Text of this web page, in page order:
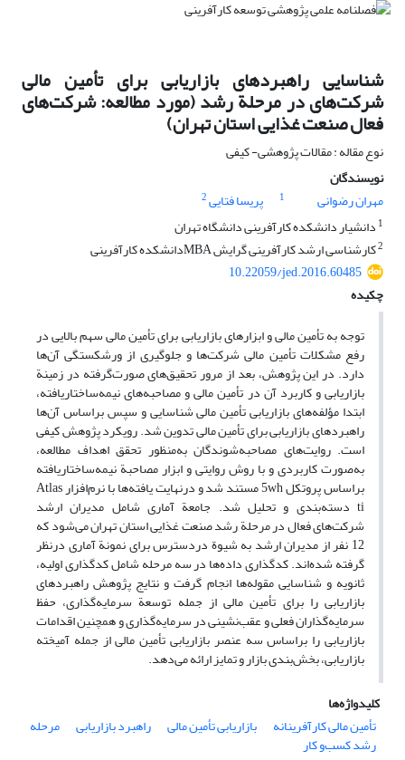
شناسایی راهبرد‌‌های بازاریابی برای تأمین مالی
شرکت‌های در مرحلة رشد (مورد مطالعه: شرکت‌های
فعال صنعت غذایی استان تهران)
نوع مقاله : مقالات پژوهشی- کیفی
نویسندگان
مهران رضوانی
1 پریسا فتایی2
1 دانشیار دانشکده کارآفرینی دانشگاه تهران
2کارشناسی ارشد کارآفرینی گرایش MBAدانشکده کارآفرینی
10.22059/jed.2016.60485
چکیده
توجه به تأمین مالی و ابزارهای بازاریابی برای تأمین مالی سهم بالایی در
رفع مشکلات تأمین مالی شرکت‌ها و جلوگیری از ورشکستگی آن‌ها
دارد. در این پژوهش، بعد از مرور تحقیق‌های صورت‌گرفته در زمینة
بازاریابی و کاربرد آن در تأمین مالی و مصاحبه‌های نیمه‌ساختاریافته،
ابتدا مؤلفه‌های بازاریابی تأمین مالی شناسایی و سپس براساس آن‌ها
راهبرد‌‌های بازاریابی برای تأمین مالی تدوین شد. رویکرد پژوهش کیفی
است. روایت‌های مصاحبه‌شوندگان به‌منظور تحقق اهداف مطالعه،
به‌صورت کاربردی و با روش روایتی و ابزار مصاحبة نیمه‌ساختاریافته
براساس پروتکل 5wh مستند شد و درنهایت یافته‌ها با نرم‌افزار Atlas
ti دسته‌بندی و تحلیل شد. جامعة آماری شامل مدیران ارشد
شرکت‌های فعال در مرحلة رشد صنعت غذایی استان تهران می‌شود که
12 نفر از مدیران ارشد به شیوة دردسترس برای نمونة آماری درنظر
گرفته شده‌اند. کدگذاری داده‌ها در سه مرحله شامل کدگذاری اولیه،
ثانویه و شناسایی مقوله‌ها انجام گرفت و نتایج پژوهش راهبرد‌‌های
بازاریابی را برای تأمین مالی از جمله توسعة سرمایه‌گذاری، حفظ
سرمایه‌گذاران فعلی و عقب‌نشینی در سرمایه‌گذاری و همچنین اقدامات
بازاریابی را براساس سه عنصر بازاریابی تأمین مالی از جمله آمیخته
بازاریابی، بخش‌بندی بازار و تمایز ارائه می‌دهد.
کلیدواژه‌ها
تأمین مالی کارآفرینانه
بازاریابی تأمین مالی راهبرد بازاریابی مرحله
رشد کسب‌و کار